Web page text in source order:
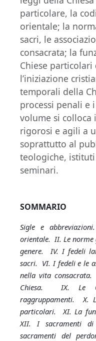
particolare, la
orientale; la
sacri, le
consacrata; la
Chiese
l’iniziazione
temporali della
processi penali e
volume si colloca
rigorosi e agili a
soprattutto al
teologiche,
seminari.
SOMMARIO
Sigle e
orientale. II. Le
genere. IV. I fedeli
sacri. VI. I fedeli e le
nella vita
Chiesa. IX. Le
raggruppamenti. X.
particolari. XI. La
XII. I sacramenti
sacramenti del